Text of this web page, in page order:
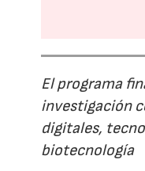
El programa
investigación
digitales,
biotecnología